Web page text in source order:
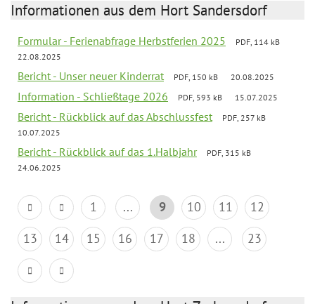
Informationen aus dem Hort Sandersdorf
Formular - Ferienabfrage Herbstferien 2025
PDF, 114 kB
22.08.2025
Bericht - Unser neuer Kinderrat PDF, 150 kB 20.08.2025
Information - Schließtage 2026 PDF, 593 kB 15.07.2025
Bericht - Rückblick auf das Abschlussfest
PDF, 257 kB
10.07.2025
Bericht - Rückblick auf das 1.Halbjahr
PDF, 315 kB
24.06.2025
1 ... 9 10 11
12
13
14 15 16 17 18 ... 23